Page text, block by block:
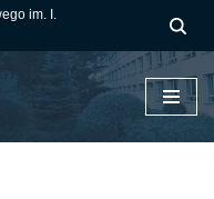
im. I.